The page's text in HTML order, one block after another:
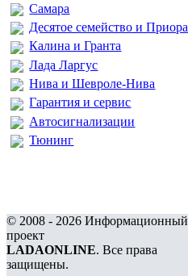
Самара
Десятое семейство и Приора
Калина и Гранта
Лада Ларгус
Нива и Шевроле-Нива
Гарантия и сервис
Автосигнализации
Тюнинг
© 2008 - 2026 Информационный
проект
LADAONLINE. Все права
защищены.